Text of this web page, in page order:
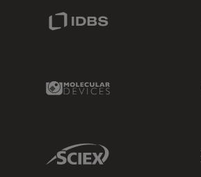
IDBS Link
Molecular Devices Link
Sciex Link